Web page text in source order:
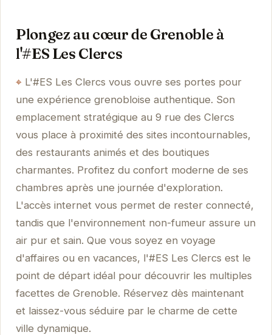
Plongez au cœur de Grenoble à
l'#ES Les Clercs
L'#ES Les Clercs vous ouvre ses portes pour
une expérience grenobloise authentique. Son
emplacement stratégique au 9 rue des Clercs
vous place à proximité des sites incontournables,
des restaurants animés et des boutiques
charmantes. Profitez du confort moderne de ses
chambres après une journée d'exploration.
L'accès internet vous permet de rester connecté,
tandis que l'environnement non-fumeur assure un
air pur et sain. Que vous soyez en voyage
d'affaires ou en vacances, l'#ES Les Clercs est le
point de départ idéal pour découvrir les multiples
facettes de Grenoble. Réservez dès maintenant
et laissez-vous séduire par le charme de cette
ville dynamique.